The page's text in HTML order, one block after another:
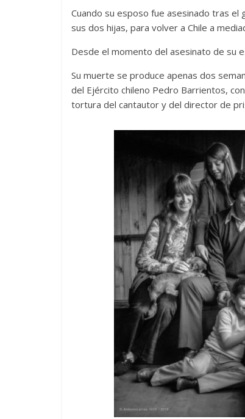
Cuando su esposo fue asesinado tras el
sus dos hijas, para volver a Chile a
Desde el momento del asesinato de su
Su muerte se produce apenas dos
del Ejército chileno Pedro Barrientos,
tortura del cantautor y del director de
Cuento de hadas
interclasista en la alta
burguesía mexicana
Julio Martínez Molina